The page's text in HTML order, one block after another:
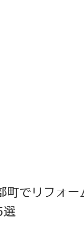
町でリフォ
選